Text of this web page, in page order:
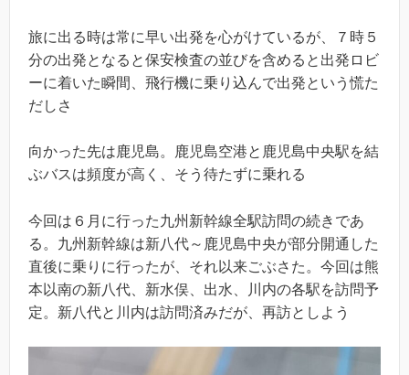
旅に出る時は常に早い出発を心がけているが、７時５
分の出発となると保安検査の並びを含めると出発ロビ
ーに着いた瞬間、飛行機に乗り込んで出発という慌た
だしさ
向かった先は鹿児島。鹿児島空港と鹿児島中央駅を結
ぶバスは頻度が高く、そう待たずに乗れる
今回は６月に行った九州新幹線全駅訪問の続きであ
る。九州新幹線は新八代～鹿児島中央が部分開通した
直後に乗りに行ったが、それ以来ごぶさた。今回は熊
本以南の新八代、新水俣、出水、川内の各駅を訪問予
定。新八代と川内は訪問済みだが、再訪としよう